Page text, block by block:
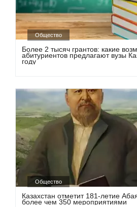
Общество
Более 2 тысяч грантов: какие
абитуриентов предлагают вузы
году
Общество
Казахстан отметит 181-летие
более чем 350 мероприятиями